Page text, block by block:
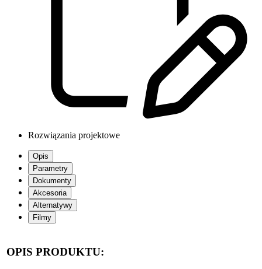
Rozwiązania projektowe
Opis
Parametry
Dokumenty
Akcesoria
Alternatywy
Filmy
OPIS PRODUKTU: